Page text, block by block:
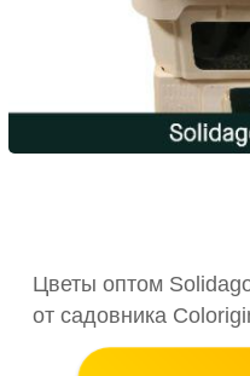
Цветы оптом
от садовника